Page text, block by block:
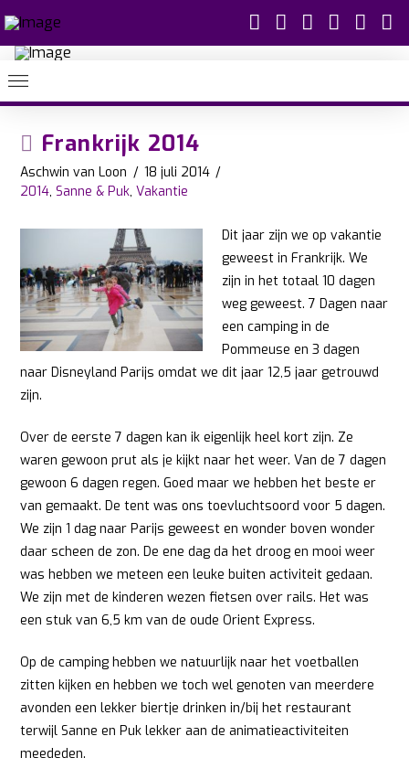
Frankrijk 2014
Aschwin van Loon
18 juli 2014
2014,Sanne & Puk,Vakantie
Dit jaar zijn we op vakantie
geweest in Frankrijk. We
zijn in het totaal 10 dagen
weg geweest. 7 Dagen naar
een camping in de
Pommeuse en 3 dagen
naar Disneyland Parijs omdat we dit jaar 12,5 jaar getrouwd
zijn.
Over de eerste 7 dagen kan ik eigenlijk heel kort zijn. Ze
waren gewoon prut als je kijkt naar het weer. Van de 7 dagen
gewoon 6 dagen regen. Goed maar we hebben het beste er
van gemaakt. De tent was ons toevluchtsoord voor 5 dagen.
We zijn 1 dag naar Parijs geweest en wonder boven wonder
daar scheen de zon. De ene dag da het droog en mooi weer
was hebben we meteen een leuke buiten activiteit gedaan.
We zijn met de kinderen wezen fietsen over rails. Het was
een stuk van 6,5 km van de oude Orient Express.
Op de camping hebben we natuurlijk naar het voetballen
zitten kijken en hebben we toch wel genoten van meerdere
avonden een lekker biertje drinken in/bij het restaurant
terwijl Sanne en Puk lekker aan de animatieactiviteiten
meededen.